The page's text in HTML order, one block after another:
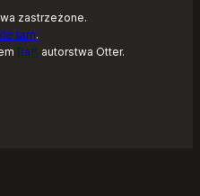
zastrzeżone.
tam.
Raft autorstwa Otter.